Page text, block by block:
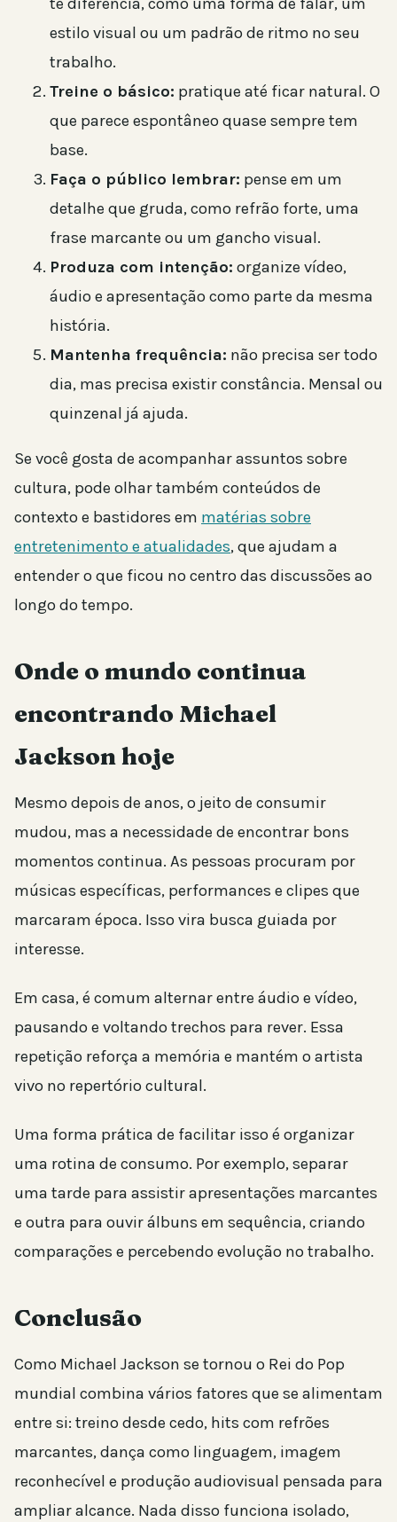
estilo visual ou um padrão de ritmo no seu
trabalho.
Treine o básico: pratique até ficar natural. O
que parece espontâneo quase sempre tem
base.
Faça o público lembrar: pense em um
detalhe que gruda, como refrão forte, uma
frase marcante ou um gancho visual.
Produza com intenção: organize vídeo,
áudio e apresentação como parte da mesma
história.
Mantenha frequência: não precisa ser todo
dia, mas precisa existir constância. Mensal ou
quinzenal já ajuda.
Se você gosta de acompanhar assuntos sobre
cultura, pode olhar também conteúdos de
contexto e bastidores em matérias sobre
entretenimento e atualidades, que ajudam a
entender o que ficou no centro das discussões ao
longo do tempo.
Onde o mundo continua
encontrando Michael
Jackson hoje
Mesmo depois de anos, o jeito de consumir
mudou, mas a necessidade de encontrar bons
momentos continua. As pessoas procuram por
músicas específicas, performances e clipes que
marcaram época. Isso vira busca guiada por
interesse.
Em casa, é comum alternar entre áudio e vídeo,
pausando e voltando trechos para rever. Essa
repetição reforça a memória e mantém o artista
vivo no repertório cultural.
Uma forma prática de facilitar isso é organizar
uma rotina de consumo. Por exemplo, separar
uma tarde para assistir apresentações marcantes
e outra para ouvir álbuns em sequência, criando
comparações e percebendo evolução no trabalho.
Conclusão
Como Michael Jackson se tornou o Rei do Pop
mundial combina vários fatores que se alimentam
entre si: treino desde cedo, hits com refrões
marcantes, dança como linguagem, imagem
reconhecível e produção audiovisual pensada para
ampliar alcance. Nada disso funciona isolado,